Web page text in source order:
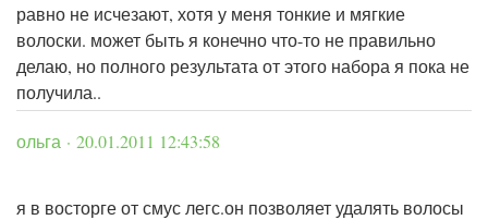
равно не исчезают, хотя у меня тонкие и мягкие
волоски. может быть я конечно что-то не правильно
делаю, но полного результата от этого набора я пока не
получила..
ольга · 20.01.2011 12:43:58
я в восторге от смус легс.он позволяет удалять волосы